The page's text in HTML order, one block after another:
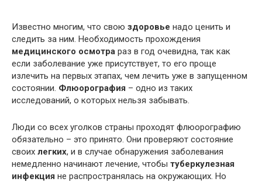
Известно многим, что свою здоровье надо ценить и
следить за ним. Необходимость прохождения
медицинского осмотра раз в год очевидна, так как
если заболевание уже присутствует, то его проще
излечить на первых этапах, чем лечить уже в запущенном
состоянии. Флюорография – одно из таких
исследований, о которых нельзя забывать.
Люди со всех уголков страны проходят флюорографию
обязательно – это принято. Они проверяют состояние
своих легких, и в случае обнаружения заболевания
немедленно начинают лечение, чтобы туберкулезная
инфекция не распространялась на окружающих. Но